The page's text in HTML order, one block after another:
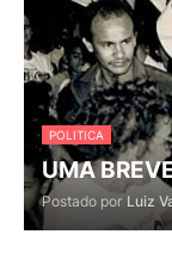
POLITICA
UMA
Postado por Luiz